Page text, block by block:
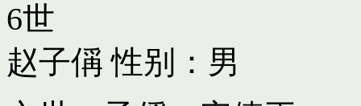
6世
赵子偁 性别：男